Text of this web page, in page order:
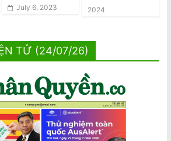
July 6, 2023
2024
TỬ (24/07/26)